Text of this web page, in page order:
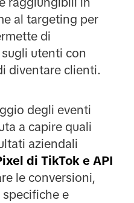
al targeting per
di
utenti con
diventare clienti.
degli eventi
a capire quali
aziendali
di TikTok e API
le conversioni,
e